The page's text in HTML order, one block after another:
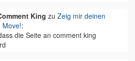
King zu Zeig mir deinen
Move!:
die Seite an comment king